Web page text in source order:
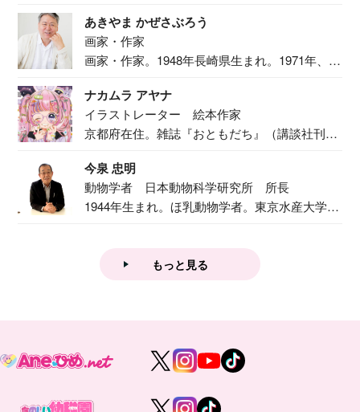
あきやま かぜさぶろう
画家・作家
画家・作家。1948年長崎県生まれ。1971年、
ナカムラ アヤナ
イラストレーター 絵本作家
京都府在住。雑誌『おともだち』（講談社刊）
今泉 忠明
動物学者 日本動物科学研究所 所長
1944年生まれ。ほ乳動物学者。東京水産大学卒
もっと見る